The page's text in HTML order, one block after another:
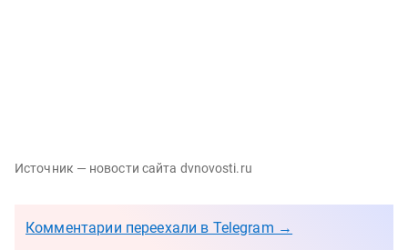
Источник — новости сайта dvnovosti.ru
Комментарии переехали в Telegram →